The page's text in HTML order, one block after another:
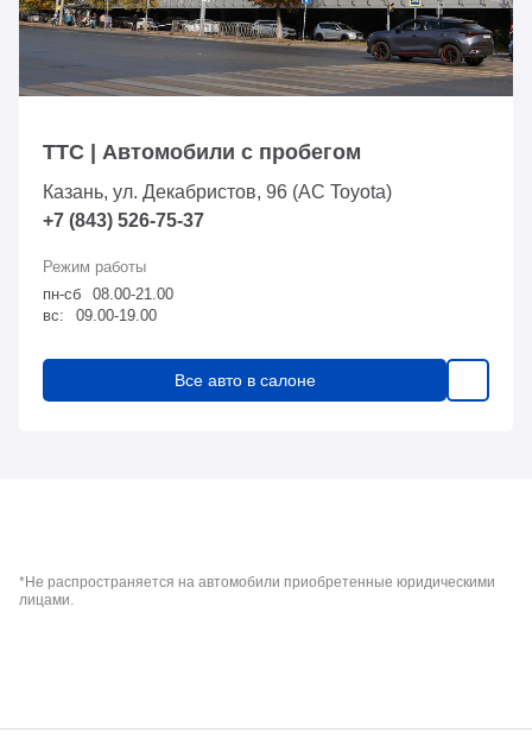
ТТС | Автомобили с пробегом
Казань, ул. Декабристов, 96 (АС Toyota)
+7 (843) 526-75-37
пн-сб
08.00-21.00
вс:
09.00-19.00
Все авто в салоне
*Не распространяется на автомобили приобретенные юридическими
лицами.